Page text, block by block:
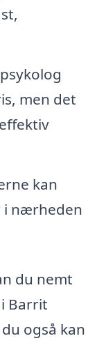
men det
kan
i nærheden
du nemt
Barrit
også kan